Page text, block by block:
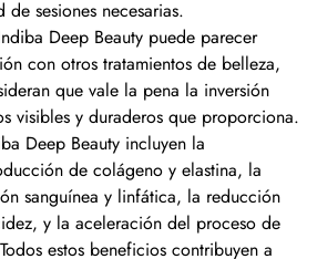
sesiones necesarias.
Deep Beauty puede parecer
con otros tratamientos de belleza,
que vale la pena la inversión
visibles y duraderos que proporciona.
Deep Beauty incluyen la
de colágeno y elastina, la
sanguínea y linfática, la reducción
y la aceleración del proceso de
estos beneficios contribuyen a